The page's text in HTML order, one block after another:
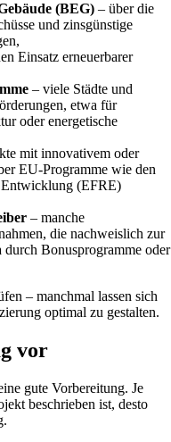
(BEG) – über die
und zinsgünstige
Einsatz erneuerbarer
– viele Städte und
etwa für
oder energetische
mit innovativem oder
EU-Programme wie den
Entwicklung (EFRE)
– manche
die nachweislich zur
durch Bonusprogramme oder
– manchmal lassen sich
optimal zu gestalten.
vor
gute Vorbereitung. Je
beschrieben ist, desto